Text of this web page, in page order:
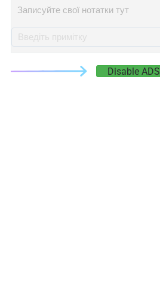
Записуйте свої нотатки тут
Disable ADS